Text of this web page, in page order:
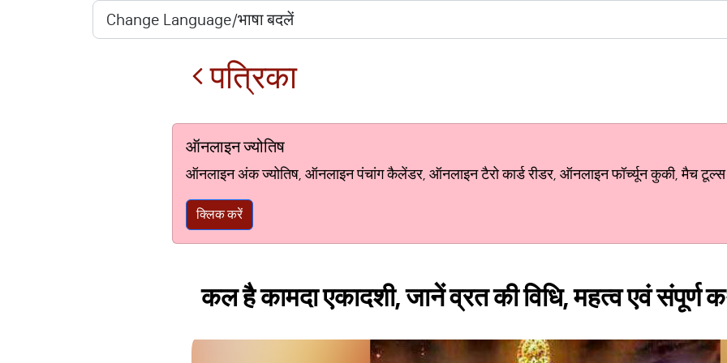
पत्रिका
ऑनलाइन ज्योतिष
ऑनलाइन अंक ज्योतिष, ऑनलाइन पंचांग कैलेंडर, ऑनलाइन टैरो कार्ड रीडर, ऑनलाइन फॉर्च्यून कुकी, मैच टूल्स
क्लिक करें
कल है कामदा एकादशी, जानें व्रत की विधि, महत्व एवं संपूर्ण